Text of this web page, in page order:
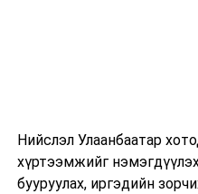
Нийслэл Улаанбаатар
хүртээмжийг
бууруулах, иргэдийн